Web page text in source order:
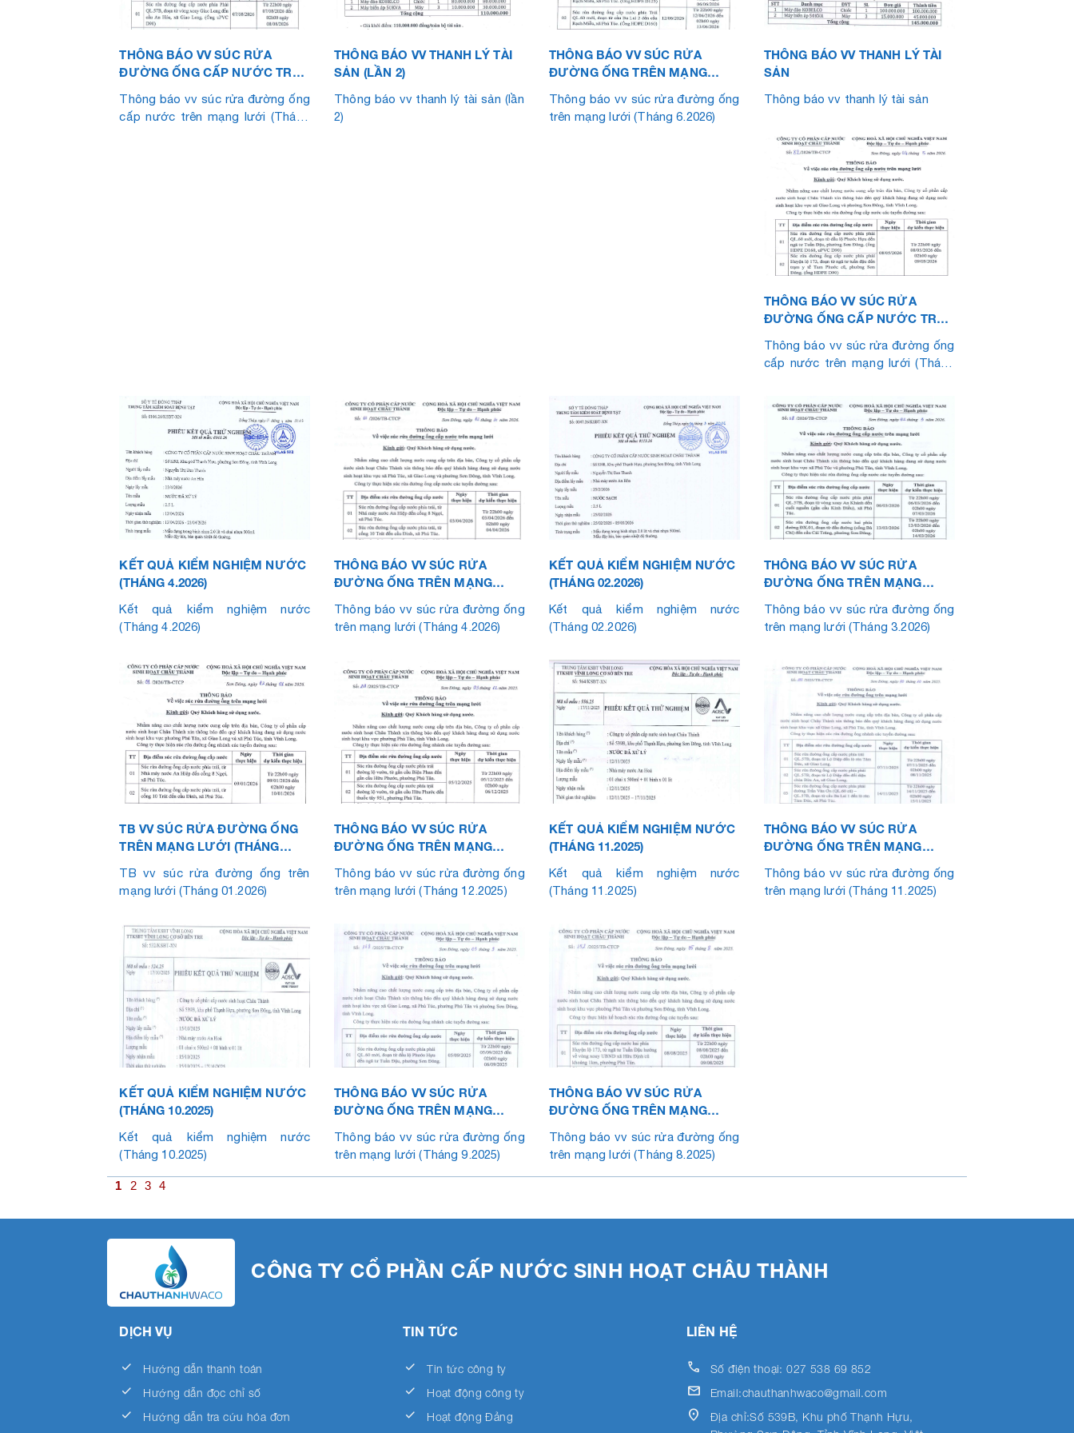
THÔNG BÁO VV SÚC RỬA
ĐƯỜNG ỐNG CẤP NƯỚC TRÊN
Thông báo vv súc rửa đường ống
cấp nước trên mạng lưới (Tháng
THÔNG BÁO VV THANH LÝ TÀI
SẢN (LẦN 2)
Thông báo vv thanh lý tài sản (lần
2)
THÔNG BÁO VV SÚC RỬA
ĐƯỜNG ỐNG TRÊN MẠNG
Thông báo vv súc rửa đường ống
trên mạng lưới (Tháng 6.2026)
THÔNG BÁO VV THANH LÝ TÀI
SẢN
Thông báo vv thanh lý tài sản
THÔNG BÁO VV SÚC RỬA
ĐƯỜNG ỐNG CẤP NƯỚC TRÊN
Thông báo vv súc rửa đường ống
cấp nước trên mạng lưới (Tháng
KẾT QUẢ KIỂM NGHIỆM NƯỚC
(THÁNG 4.2026)
Kết quả kiểm nghiệm nước
(Tháng 4.2026)
THÔNG BÁO VV SÚC RỬA
ĐƯỜNG ỐNG TRÊN MẠNG
Thông báo vv súc rửa đường ống
trên mạng lưới (Tháng 4.2026)
KẾT QUẢ KIỂM NGHIỆM NƯỚC
(THÁNG 02.2026)
Kết quả kiểm nghiệm nước
(Tháng 02.2026)
THÔNG BÁO VV SÚC RỬA
ĐƯỜNG ỐNG TRÊN MẠNG
Thông báo vv súc rửa đường ống
trên mạng lưới (Tháng 3.2026)
TB VV SÚC RỬA ĐƯỜNG ỐNG
TRÊN MẠNG LƯỚI (THÁNG
TB vv súc rửa đường ống trên
mạng lưới (Tháng 01.2026)
THÔNG BÁO VV SÚC RỬA
ĐƯỜNG ỐNG TRÊN MẠNG
Thông báo vv súc rửa đường ống
trên mạng lưới (Tháng 12.2025)
KẾT QUẢ KIỂM NGHIỆM NƯỚC
(THÁNG 11.2025)
Kết quả kiểm nghiệm nước
(Tháng 11.2025)
THÔNG BÁO VV SÚC RỬA
ĐƯỜNG ỐNG TRÊN MẠNG
Thông báo vv súc rửa đường ống
trên mạng lưới (Tháng 11.2025)
KẾT QUẢ KIỂM NGHIỆM NƯỚC
(THÁNG 10.2025)
Kết quả kiểm nghiệm nước
(Tháng 10.2025)
THÔNG BÁO VV SÚC RỬA
ĐƯỜNG ỐNG TRÊN MẠNG
Thông báo vv súc rửa đường ống
trên mạng lưới (Tháng 9.2025)
THÔNG BÁO VV SÚC RỬA
ĐƯỜNG ỐNG TRÊN MẠNG
Thông báo vv súc rửa đường ống
trên mạng lưới (Tháng 8.2025)
1 2 3 4
CÔNG TY CỔ PHẦN CẤP NƯỚC SINH HOẠT CHÂU THÀNH
DỊCH VỤ
done Hướng dẫn thanh toán
done Hướng dẫn đọc chỉ số
done Hướng dẫn tra cứu hóa đơn
TIN TỨC
done Tin tức công ty
done Hoạt động công ty
done Hoạt động Đảng
LIÊN HỆ
call Số điện thoại: 027 538 69 852
email Email:chauthanhwaco@gmail.com
location_on
Địa chỉ:Số 539B, Khu phố Thạnh Hựu,